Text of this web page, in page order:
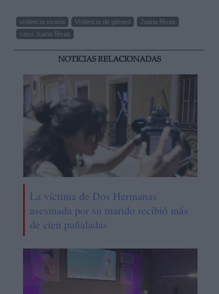
violencia vicaria Violencia de género
Juana Rivas
caso Juana Rivas
NOTICIAS RELACIONADAS
La víctima de Dos Hermanas
asesinada por su marido recibió más
de cien puñaladas